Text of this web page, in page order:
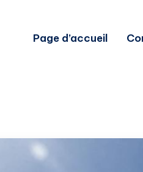
Page d’accueil